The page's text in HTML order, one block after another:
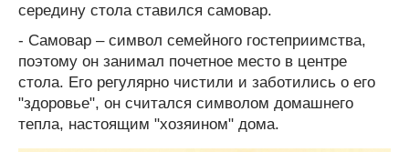
середину стола ставился самовар.
- Самовар – символ семейного гостеприимства,
поэтому он занимал почетное место в центре
стола. Его регулярно чистили и заботились о его
"здоровье", он считался символом домашнего
тепла, настоящим "хозяином" дома.